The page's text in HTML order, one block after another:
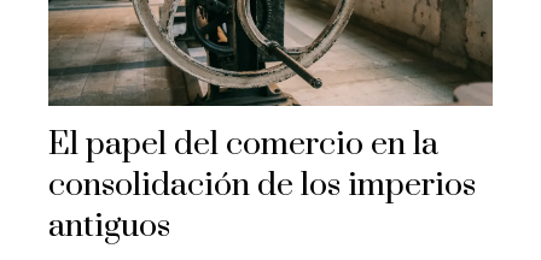
El papel del comercio en la
consolidación de los imperios
antiguos